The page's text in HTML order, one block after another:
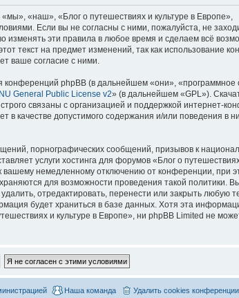
«наш», «Блог о путешествиях и культуре в Европе»,
Если вы не согласны с ними, пожалуйста, не
эти правила в любое время и сделаем всё
текст на предмет изменений, так как использование
ваше согласие с ними.
phpBB (в дальнейшем «они», «программное
General Public License v2» (в дальнейшем «GPL»).
связаны с организацией и поддержкой интернет-
в качестве допустимого содержания и/или поведения в
порнографических сообщений, призывов к
услуги хостинга для форумов «Блог о
немедленному отключению от конференции, при
для возможности проведения такой политики.
отредактировать, перенести или закрыть любую
будет храниться в базе данных. Хотя эта
и культуре в Европе», ни phpBB Limited не
Удалить cookies конференции
Наша команда